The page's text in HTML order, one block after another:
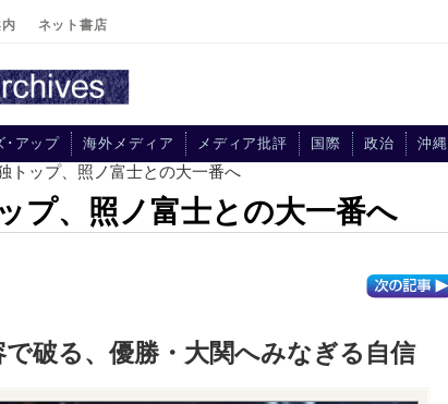
ネット書店
･アップ 海外メディア メディア批評 国際 政治 沖縄
トップ、照ノ富士との大一番へ
プ、照ノ富士との大一番へ
破る、優勝・大関へみなぎる自信